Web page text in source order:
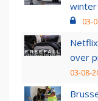
03-
over
03-08-